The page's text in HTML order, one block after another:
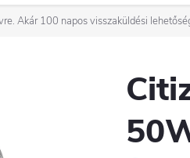
Akár 100 napos visszaküldési